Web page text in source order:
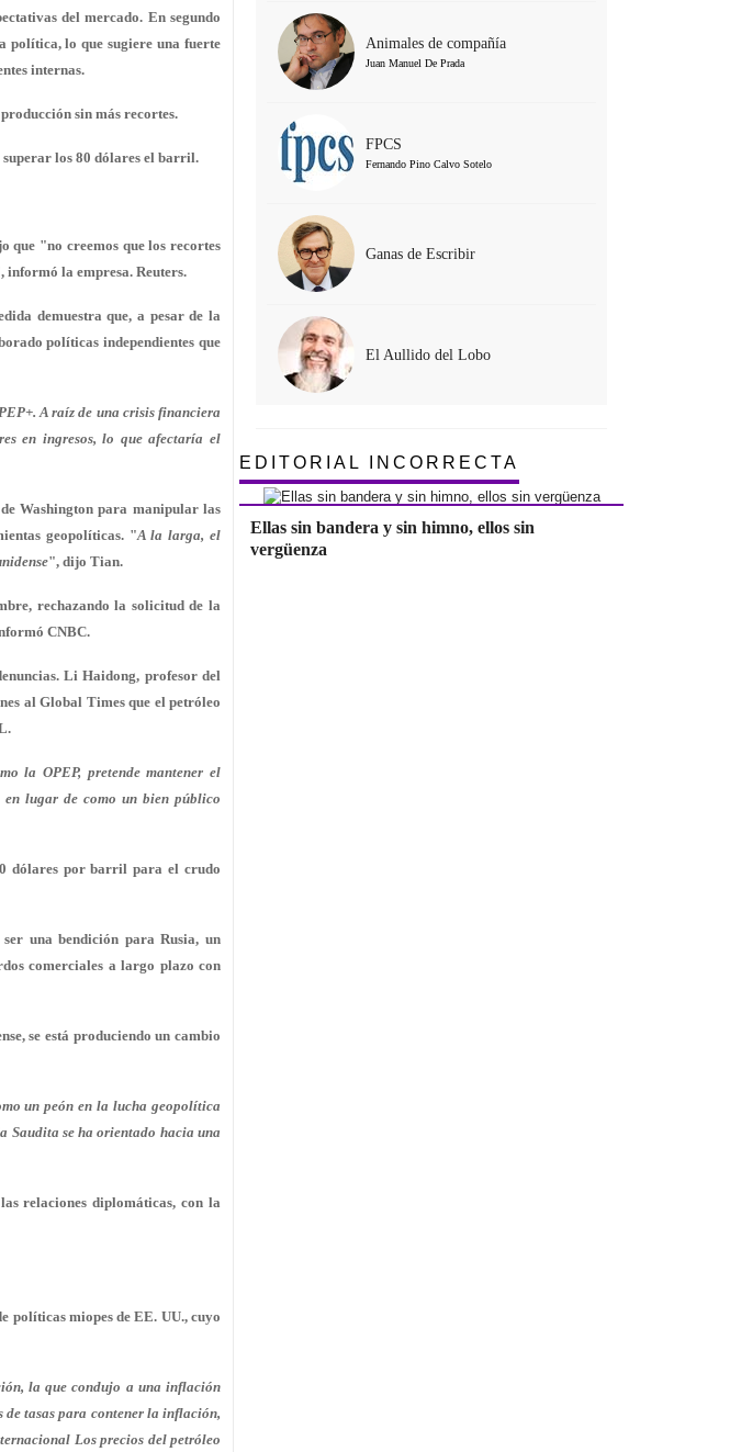
del mercado. En segundo
política, lo que sugiere una fuerte
internas.
sin más recortes.
superar los 80 dólares el barril.
que "no creemos que los recortes
informó la empresa. Reuters.
demuestra que, a pesar de la
políticas independientes que
A raíz de una crisis financiera
en ingresos, lo que afectaría el
Washington para manipular las
geopolíticas. "A la larga, el
", dijo Tian.
rechazando la solicitud de la
CNBC.
Li Haidong, profesor del
al Global Times que el petróleo
la OPEP, pretende mantener el
lugar de como un bien público
dólares por barril para el crudo
una bendición para Rusia, un
comerciales a largo plazo con
se está produciendo un cambio
un peón en la lucha geopolítica
Saudita se ha orientado hacia una
relaciones diplomáticas, con la
políticas miopes de EE. UU., cuyo
la que condujo a una inflación
de tasas para contener la inflación,
Los precios del petróleo
Animales de compañía
Juan Manuel De Prada
FPCS
Fernando Pino Calvo Sotelo
Ganas de Escribir
El Aullido del Lobo
EDITORIAL INCORRECTA
Ellas sin bandera y sin himno, ellos sin
vergüenza